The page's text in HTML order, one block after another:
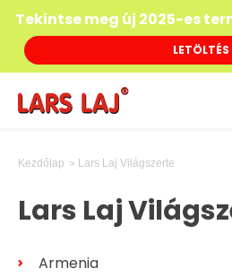
Tekintse meg új 2025-es
LETÖLTÉS
Kezdőlap Lars Laj Világszerte
Lars Laj
Armenia